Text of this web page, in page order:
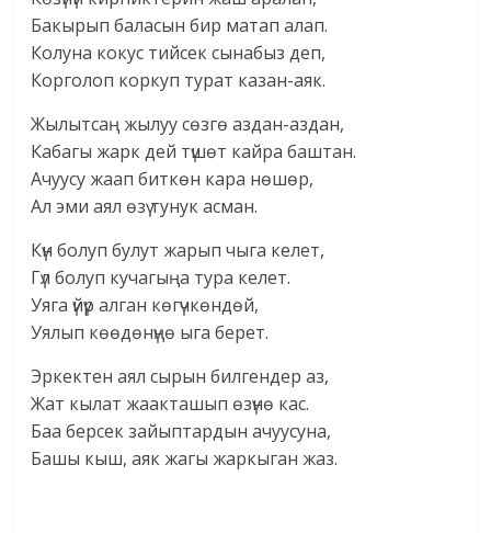
Бакырып баласын бир матап алап.
Колуна кокус тийсек сынабыз деп,
Корголоп коркуп турат казан-аяк.
Жылытсаң жылуу сөзгө аздан-аздан,
Кабагы жарк дей түшөт кайра баштан.
Ачуусу жаап биткөн кара нөшөр,
Ал эми аял өзү тунук асман.
Күн болуп булут жарып чыга келет,
Гүл болуп кучагыңа тура келет.
Уяга үйүр алган көгүчкөндөй,
Уялып көөдөнүңө ыга берет.
Эркектен аял сырын билгендер аз,
Жат кылат жаакташып өзүнө кас.
Баа берсек зайыптардын ачуусуна,
Башы кыш, аяк жагы жаркыган жаз.